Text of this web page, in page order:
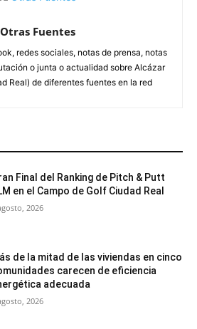
Otras Fuentes
redes sociales, notas de prensa, notas
o junta o actualidad sobre Alcázar
Real) de diferentes fuentes en la red
Final del Ranking de Pitch & Putt
en el Campo de Golf Ciudad Real
2026
de la mitad de las viviendas en cinco
carecen de eficiencia
adecuada
2026